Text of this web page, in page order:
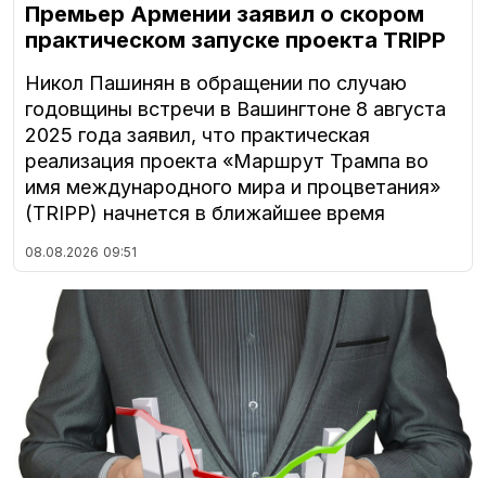
Премьер Армении заявил о скором
практическом запуске проекта TRIPP
Никол Пашинян в обращении по случаю
годовщины встречи в Вашингтоне 8 августа
2025 года заявил, что практическая
реализация проекта «Маршрут Трампа во
имя международного мира и процветания»
(TRIPP) начнется в ближайшее время
08.08.2026 09:51